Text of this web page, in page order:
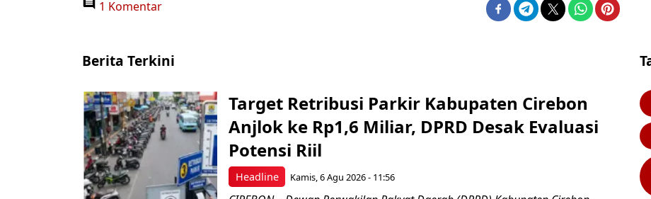
1 Komentar
Berita Terkini
Headline
Target Retribusi Parkir Kabupaten Cirebon
Anjlok ke Rp1,6 Miliar, DPRD Desak Evaluasi
Potensi Riil
Kamis, 6 Agu 2026 - 11:56